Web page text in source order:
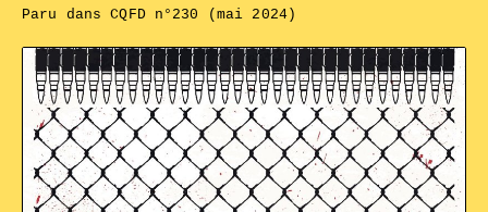
Paru dansCQFD n°230 (mai 2024)